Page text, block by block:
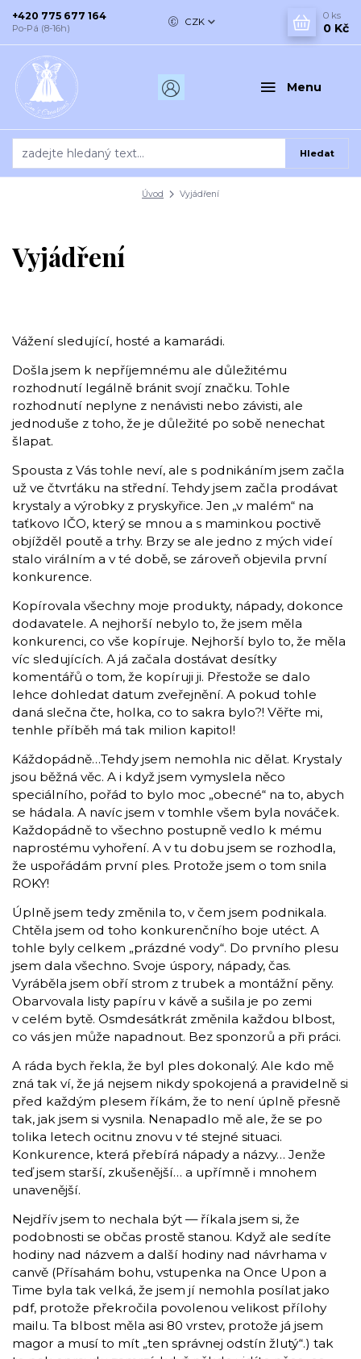
Menu
CZK
Hledat
+420 775 677 164
Po-Pá (8-16h)
0 ks
0 Kč
Úvod Vyjádření
Vyjádření
Vážení sledující, hosté a kamarádi.
Došla jsem k nepříjemnému ale důležitému
rozhodnutí legálně bránit svojí značku. Tohle
rozhodnutí neplyne z nenávisti nebo závisti, ale
jednoduše z toho, že je důležité po sobě nenechat
šlapat.
Spousta z Vás tohle neví, ale s podnikáním jsem začla
už ve čtvrťáku na střední. Tehdy jsem začla prodávat
krystaly a výrobky z pryskyřice. Jen „v malém“ na
taťkovo IČO, který se mnou a s maminkou poctivě
objížděl poutě a trhy. Brzy se ale jedno z mých videí
stalo virálním a v té době, se zároveň objevila první
konkurence.
Kopírovala všechny moje produkty, nápady, dokonce
dodavatele. A nejhorší nebylo to, že jsem měla
konkurenci, co vše kopíruje. Nejhorší bylo to, že měla
víc sledujících. A já začala dostávat desítky
komentářů o tom, že kopíruji ji. Přestože se dalo
lehce dohledat datum zveřejnění. A pokud tohle
daná slečna čte, holka, co to sakra bylo?! Věřte mi,
tenhle příběh má tak milion kapitol!
Káždopádně…Tehdy jsem nemohla nic dělat. Krystaly
jsou běžná věc. A i když jsem vymyslela něco
speciálního, pořád to bylo moc „obecné“ na to, abych
se hádala. A navíc jsem v tomhle všem byla nováček.
Každopádně to všechno postupně vedlo k mému
naprostému vyhoření. A v tu dobu jsem se rozhodla,
že uspořádám první ples. Protože jsem o tom snila
ROKY!
Úplně jsem tedy změnila to, v čem jsem podnikala.
Chtěla jsem od toho konkurenčního boje utéct. A
tohle byly celkem „prázdné vody“. Do prvního plesu
jsem dala všechno. Svoje úspory, nápady, čas.
Vyráběla jsem obří strom z trubek a montážní pěny.
Obarvovala listy papíru v kávě a sušila je po zemi
v celém bytě. Osmdesátkrát změnila každou blbost,
co vás jen může napadnout. Bez sponzorů a při práci.
A ráda bych řekla, že byl ples dokonalý. Ale kdo mě
zná tak ví, že já nejsem nikdy spokojená a pravidelně si
před každým plesem říkám, že to není úplně přesně
tak, jak jsem si vysnila. Nenapadlo mě ale, že se po
tolika letech ocitnu znovu v té stejné situaci.
Konkurence, která přebírá nápady a názvy… Jenže
teď jsem starší, zkušenější… a upřímně i mnohem
unavenější.
Nejdřív jsem to nechala být — říkala jsem si, že
podobnosti se občas prostě stanou. Když ale sedíte
hodiny nad názvem a další hodiny nad návrhama v
canvě (Přísahám bohu, vstupenka na Once Upon a
Time byla tak velká, že jsem jí nemohla posílat jako
pdf, protože překročila povolenou velikost přílohy
mailu. Ta blbost měla asi 80 vrstev, protože já jsem
magor a musí to mít „ten správnej odstín žlutý“.) tak